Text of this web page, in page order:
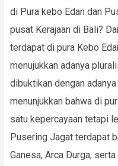
di Pura kebo Edan dan
pusat Kerajaan di Bali?
terdapat di pura Kebo
menujukkan adanya
dibuktikan dengan
menunjukkan bahwa di
satu kepercayaan tetapi
Pusering Jagat terdapat
Ganesa, Arca Durga,